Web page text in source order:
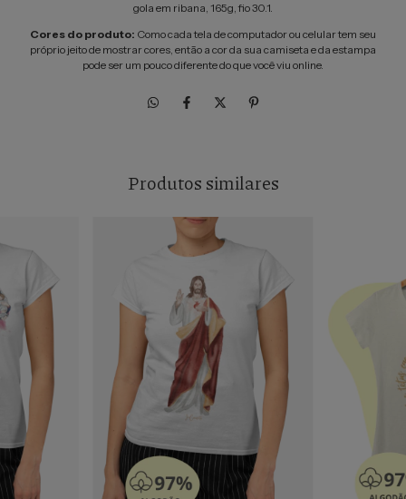
gola em ribana, 165g, fio 30.1.
Cores do produto: Como cada tela de computador ou celular tem seu
próprio jeito de mostrar cores, então a cor da sua camiseta e da estampa
pode ser um pouco diferente do que você viu online.
Produtos similares